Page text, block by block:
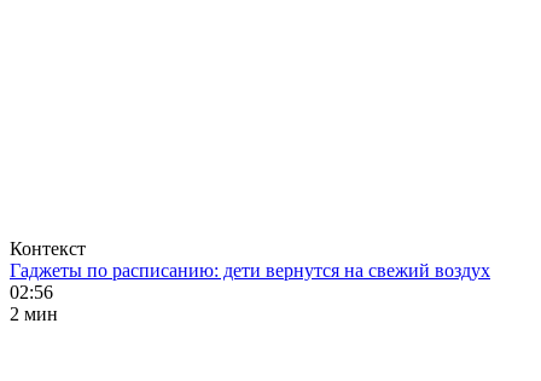
Контекст
Гаджеты по расписанию: дети вернутся на свежий воздух
02:56
2 мин